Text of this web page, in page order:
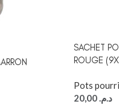
SACHET
ROUGE
Pots pourri
د.م.